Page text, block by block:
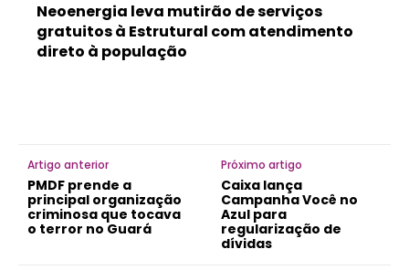
Neoenergia leva mutirão de serviços
gratuitos à Estrutural com atendimento
direto à população
Artigo anterior
PMDF prende a
principal organização
criminosa que tocava
o terror no Guará
Próximo artigo
Caixa lança
Campanha Você no
Azul para
regularização de
dívidas